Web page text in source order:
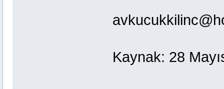
Kaynak: 28